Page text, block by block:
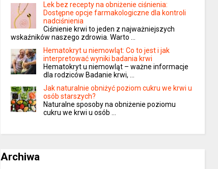
Lek bez recepty na obniżenie ciśnienia:
Dostępne opcje farmakologiczne dla kontroli
nadciśnienia
Ciśnienie krwi to jeden z najważniejszych
wskaźników naszego zdrowia. Warto …
Hematokryt u niemowląt: Co to jest i jak
interpretować wyniki badania krwi
Hematokryt u niemowląt – ważne informacje
dla rodziców Badanie krwi, …
Jak naturalnie obniżyć poziom cukru we krwi u
osób starszych?
Naturalne sposoby na obniżenie poziomu
cukru we krwi u osób …
Archiwa